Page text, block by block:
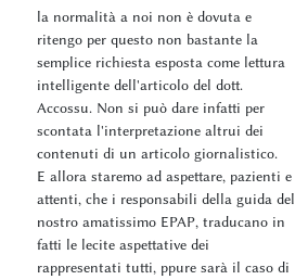
la normalità a noi non è dovuta e
ritengo per questo non bastante la
semplice richiesta esposta come lettura
intelligente dell'articolo del dott.
Accossu. Non si può dare infatti per
scontata l'interpretazione altrui dei
contenuti di un articolo giornalistico.
E allora staremo ad aspettare, pazienti e
attenti, che i responsabili della guida del
nostro amatissimo EPAP, traducano in
fatti le lecite aspettative dei
rappresentati tutti, ppure sarà il caso di